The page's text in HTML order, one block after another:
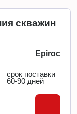
скважин
Epiroc
срок поставки
60-90 дней